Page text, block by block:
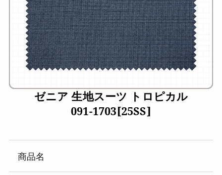
ゼニア 生地スーツ トロピカル
091-1703[25SS]
商品名